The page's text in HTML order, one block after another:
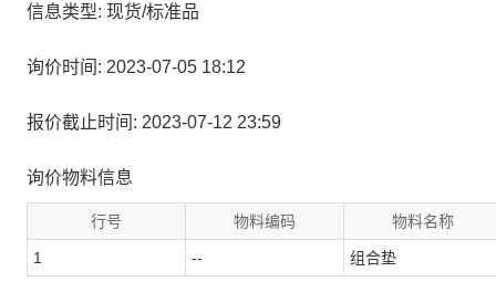
信息类型: 现货/标准品
询价时间: 2023-07-05 18:12
报价截止时间: 2023-07-12 23:59
询价物料信息
行号 物料编码 物料名称
1 -- 组合垫